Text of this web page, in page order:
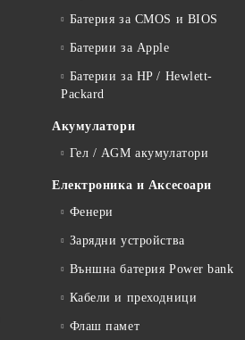
Батерия за CMOS и BIOS
Батерии за Apple
Батерии за HP / Hewlett-
Packard
Акумулатори
Гел / AGM акумулатори
Електроника и Аксесоари
Фенери
Зарядни устройства
Външна батерия Power bank
Кабели и преходници
Флаш памет